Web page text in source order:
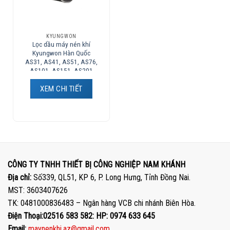
KYUNGWON
Lọc dầu máy nén khí
Kyungwon Hàn Quốc
AS31, AS41, AS51, AS76,
AS101, AS151, AS201
XEM CHI TIẾT
CÔNG TY TNHH THIẾT BỊ CÔNG NGHIỆP NAM KHÁNH
Địa chỉ: Số339, QL51, KP 6, P. Long Hưng, Tỉnh Đồng Nai.
MST: 3603407626
TK: 0481000836483 – Ngân hàng VCB chi nhánh Biên Hòa.
Điện Thoại:02516 583 582: HP: 0974 633 645